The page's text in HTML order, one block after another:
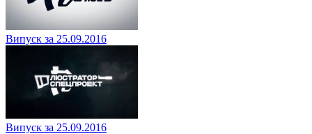
Випуск за 25.09.2016
Випуск за 25.09.2016